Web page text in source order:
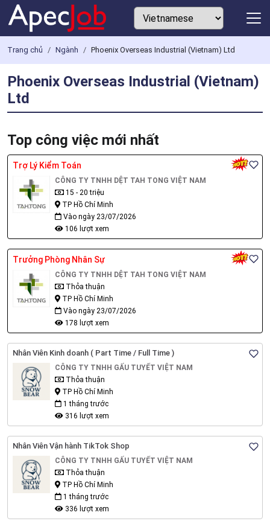
Trang chủ Ngành Phoenix Overseas Industrial (Vietnam) Ltd
Phoenix Overseas Industrial (Vietnam)
Ltd
Top công việc mới nhất
Trợ Lý Kiểm Toán
CÔNG TY TNHH DỆT TAH TONG VIỆT NAM
15 - 20 triệu
TP Hồ Chí Minh
Vào ngày 23/07/2026
106 lượt xem
Trưởng Phòng Nhân Sự
CÔNG TY TNHH DỆT TAH TONG VIỆT NAM
Thỏa thuận
TP Hồ Chí Minh
Vào ngày 23/07/2026
178 lượt xem
Nhân Viên Kinh doanh ( Part Time / Full Time )
CÔNG TY TNHH GẤU TUYẾT VIỆT NAM
Thỏa thuận
TP Hồ Chí Minh
1 tháng trước
316 lượt xem
Nhân Viên Vận hành TikTok Shop
CÔNG TY TNHH GẤU TUYẾT VIỆT NAM
Thỏa thuận
TP Hồ Chí Minh
1 tháng trước
336 lượt xem